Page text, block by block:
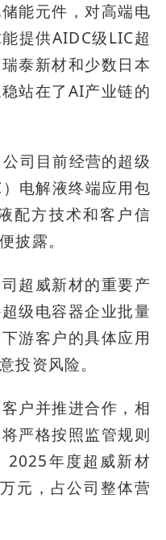
能元件，对高端电
提供AIDC级LIC超
泰新材和少数日本
站在了AI产业链的
司目前经营的超级
电解液终端应用包
配方技术和客户信
披露。
超威新材的重要产
级电容器企业批量
游客户的具体应用
投资风险。
户并推进合作，相
严格按照监管规则
2025年度超威新材
元，占公司整体营